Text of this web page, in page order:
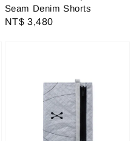
Seam Denim Shorts
Regular
NT$ 3,480